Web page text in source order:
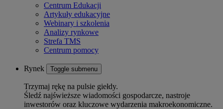
Centrum Edukacji
Artykuły edukacyjne
Webinary i szkolenia
Analizy rynkowe
Strefa TMS
Centrum pomocy
Rynek Toggle submenu
Trzymaj rękę na pulsie giełdy.
Śledź najświeższe wiadomości gospodarcze, nastroje
inwestorów oraz kluczowe wydarzenia makroekonomiczne.